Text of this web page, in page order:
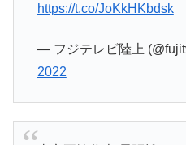
https://t.co/JoKkHKbdsk
— フジテレビ陸上
2022